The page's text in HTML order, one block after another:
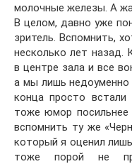
молочные железы. А
В целом, давно уже
зритель. Вспомнить,
несколько лет назад.
в центре зала и все
а мы лишь недоуменно
конца просто
тоже юмор посильнее
вспомнить ту же
который я оценил
тоже порой не